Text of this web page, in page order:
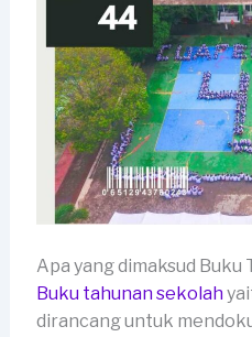
Apa yang dimaksud Buku
Buku tahunan sekolah
dirancang untuk